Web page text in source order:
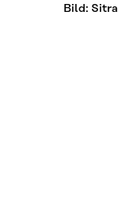
Bild: Sitra